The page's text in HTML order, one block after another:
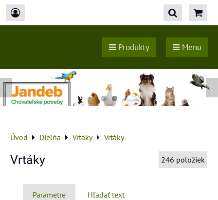
Produkty Menu
Úvod Dielňa Vrtáky Vrtáky
Vrtáky 246 položiek
Parametre Hľadať text